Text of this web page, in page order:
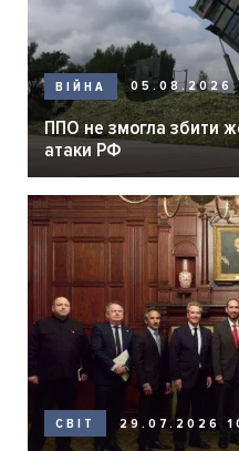
ВІЙНА 05.08.2026
ППО не змогла збити
атаки РФ
СВІТ 29.07.2026